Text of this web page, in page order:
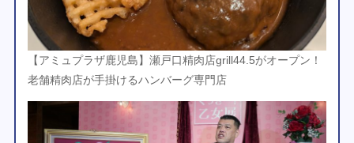
【アミュプラザ鹿児島】瀬戸口精肉店grill44.5がオープン！
老舗精肉店が手掛けるハンバーグ専門店